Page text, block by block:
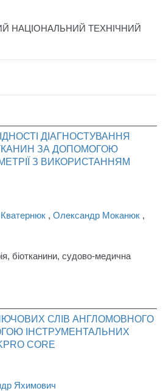
НАЦІОНАЛЬНИЙ ТЕХНІЧНИЙ
ДІАГНОСТУВАННЯ
ЗА ДОПОМОГОЮ
З ВИКОРИСТАННЯМ
, Олександр Моканюк ,
біотканини, судово-медична
СЛІВ АНГЛОМОВНОГО
ІНСТРУМЕНТАЛЬНИХ
CORE
Яхимович